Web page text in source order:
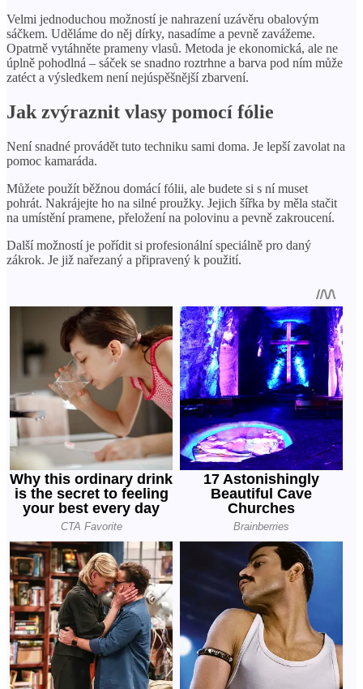
Velmi jednoduchou možností je nahrazení uzávěru obalovým
sáčkem. Uděláme do něj dírky, nasadíme a pevně zavážeme.
Opatrně vytáhněte prameny vlasů. Metoda je ekonomická, ale ne
úplně pohodlná – sáček se snadno roztrhne a barva pod ním může
zatéct a výsledkem není nejúspěšnější zbarvení.
Jak zvýraznit vlasy pomocí fólie
Není snadné provádět tuto techniku ​​sami doma. Je lepší zavolat na
pomoc kamaráda.
Můžete použít běžnou domácí fólii, ale budete si s ní muset
pohrát. Nakrájejte ho na silné proužky. Jejich šířka by měla stačit
na umístění pramene, přeložení na polovinu a pevně zakroucení.
Další možností je pořídit si profesionální speciálně pro daný
zákrok. Je již nařezaný a připravený k použití.